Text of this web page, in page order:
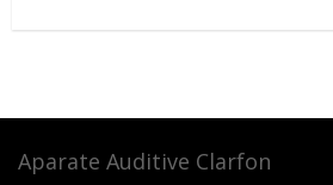
Aparate Auditive Clarfon